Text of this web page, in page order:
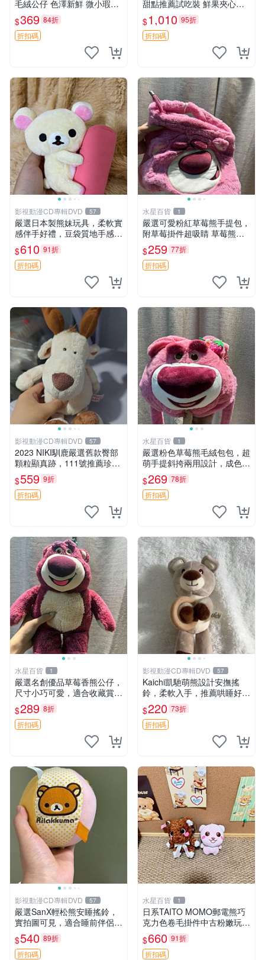
毛絨公仔 色澤新鮮 微小瑕疵
可收藏 中古 安撫熊 條紋公仔
$369 84折
折扣碼
甜點推薦試吃裝 鮮果夾心糖
果，甜蜜滋味享不停 薄荷草
莓 奶油心 60粒 mini小甜心糖
果，水果味夾心零食裝 心形
$1,010 95折
折扣碼
影視動漫CD專輯DVD 57
嚴選日本製熊妹玩具，柔軟實
感伴手好禮，豆袋質地手感
佳，抱枕小熊 recom 推薦 白
色豆袋 玩具
$610 91折
折扣碼
水星百貨 1
嚴選可愛粉紅草莓熊手提包，
附草莓掛件超吸睛 草莓熊手
提包 草莓掛件 可愛portunes
e
$259 77折
折扣碼
影視動漫CD專輯DVD 57
2023 NIKI馴鹿嚴選舊款臀部
顆粒顯真跡，111號推薦珍藏
品 馴鹿 舊款 尾巴顆粒
$559 9折
折扣碼
水星百貨 1
嚴選粉色草莓熊毛絨包包，超
萌手提斜挎兩用設計，成色上
佳容量大 粉紅草莓 毛絨包 超
大容量
$269 78折
折扣碼
水星百貨 1
嚴選名創優品草莓香熊公仔，
尺寸小巧可愛，適合收藏賞玩
30cm 玩具 公仔 草莓熊
$289 8折
折扣碼
影視動漫CD專輯DVD 57
Kaichi凱馳萌熊設計安撫搖
鈴，柔軟入手，推薦哄睡好選
擇 熊公仔 安撫玩具 喂食環
$220 73折
折扣碼
影視動漫CD專輯DVD 57
嚴選SanX輕松熊安睡搖鈴，
實拍圖可見，適合睡前伴侶，
Picks安撫好物 0325 懸吊 電
腦
$540 89折
折扣碼
水星百貨 1
日系TAITO MOMO郵電熊巧
克力色卷毛掛件中古粉嫩玩偶
微瑕推薦 postpet momo 郵
電熊 中古玩偶
$660 91折
折扣碼